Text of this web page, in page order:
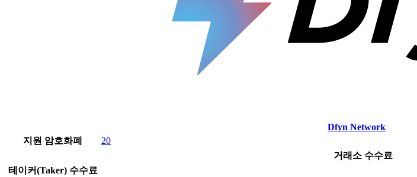
Dfyn Network
지원 암호화폐 20
거래소 수수료
테이커(Taker) 수수료